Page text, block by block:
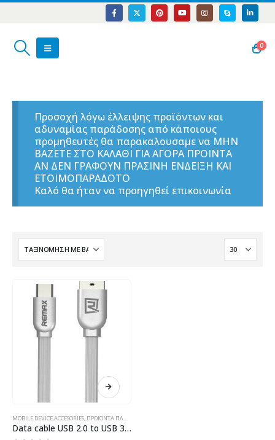
0
Προσοχή λόγω έλλειψης προϊόντων και
αδυναμίας παράδοσης από κάποιους
προμηθευτές θα παρακαλουσαμε να ΜΗΝ
ΒΑΖΕΤΕ ΣΤΟ ΚΑΛΑΘΙ ΓΙΑ ΑΓΟΡΑ ΠΡΟΙΝΤΑ
ΑΝ ΔΕΝ ΓΡΑΦΟΥΝ ΠΡΑΣΙΝΗ ΕΝΔΕΙΞΗ ΚΑΙ
ΕΤΟΙΜΟΠΑΡΑΔΟΤΟ
Καλό θα ήταν να προηγηθεί επικοινωνία
MOBILE DEVICE ACCESORIES, ΠΡΟΪΌΝΤΑ ΠΛΗΡΟΦΟΡΙΚΉΣ - ΚΙΝΗΤΉΣ ΤΗΛΕΦΩΝΊΑΣ - ΗΛΕΚΤΡΟΝΙΚΆ
Data cable USB 2.0 to USB 3.1 Type-C, Remax RC-047a, 1м, Silver – 14337